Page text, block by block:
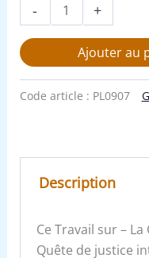
- +
Ajouter au
Code article : PL0907
Description
Ce Travail sur –
Quête de justice